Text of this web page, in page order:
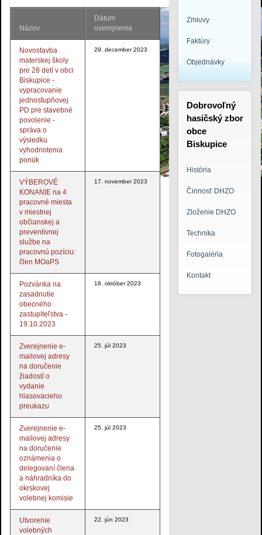
logo3.jpg
Názov
Dátum
uverejnenia
Novostavba
materskej školy
pre 28 detí v obci
Biskupice -
vypracovanie
jednostupňovej
PD pre stavebné
povolenie -
správa o
výsledku
vyhodnotenia
ponúk
29. december 2023
VÝBEROVÉ
KONANIE na 4
pracovné miesta
v miestnej
občianskej a
preventívnej
službe na
pracovnú pozíciu:
člen MOaPS
17. november 2023
Pozvánka na
zasadnutie
obecného
zastupiteľstva -
19.10.2023
18. október 2023
Zverejnenie e-
mailovej adresy
na doručenie
žiadostí o
vydanie
hlasovacieho
preukazu
25. júl 2023
Zverejnenie e-
mailovej adresy
na doručenie
oznámenia o
delegovaní člena
a náhradníka do
okrskovej
volebnej komisie
25. júl 2023
Utvorenie
volebných
22. jún 2023
Zmluvy
Faktúry
Objednávky
Dobrovoľný
hasičský zbor
obce
Biskupice
História
Činnosť DHZO
Zloženie DHZO
Technika
Fotogaléria
Kontakt